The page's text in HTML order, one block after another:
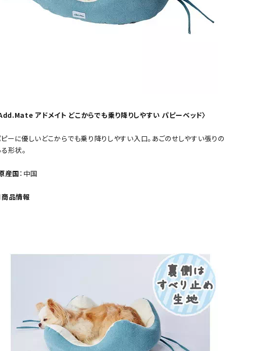
Add.Mate アドメイト どこからでも乗り降りしやすい パピーベッド〉
ーに優しいどこからでも乗り降りしやすい入口。あごのせしやすい張りの
形状。
産国 ：中国
品情報